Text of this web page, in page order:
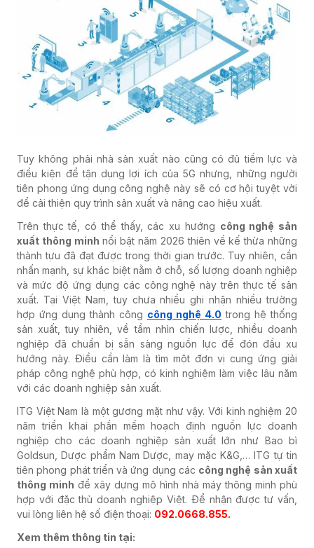
Tuy không phải nhà sản xuất nào cũng có đủ tiềm lực và
điều kiện để tận dụng lợi ích của 5G nhưng, những người
tiên phong ứng dụng công nghệ này sẽ có cơ hội tuyệt vời
để cải thiện quy trình sản xuất và nâng cao hiệu xuất.
Trên thực tế, có thể thấy, các xu hướng công nghệ sản
xuất thông minh nổi bật năm 2026 thiên về kế thừa những
thành tựu đã đạt được trong thời gian trước. Tuy nhiên, cần
nhấn mạnh, sự khác biệt nằm ở chỗ, số lượng doanh nghiệp
và mức độ ứng dụng các công nghệ này trên thực tế sản
xuất. Tại Việt Nam, tuy chưa nhiều ghi nhận nhiều trường
hợp ứng dụng thành công công nghệ 4.0 trong hệ thống
sản xuất, tuy nhiên, về tầm nhìn chiến lược, nhiều doanh
nghiệp đã chuẩn bị sẵn sàng nguồn lực để đón đầu xu
hướng này. Điều cần làm là tìm một đơn vị cung ứng giải
pháp công nghệ phù hợp, có kinh nghiệm làm việc lâu năm
với các doanh nghiệp sản xuất.
ITG Việt Nam là một gương mặt như vậy. Với kinh nghiệm 20
năm triển khai phần mềm hoạch định nguồn lực doanh
nghiệp cho các doanh nghiệp sản xuất lớn như Bao bì
Goldsun, Dược phẩm Nam Dược, may mặc K&G,… ITG tự tin
tiên phong phát triển và ứng dụng các công nghệ sản xuất
thông minh để xây dựng mô hình nhà máy thông minh phù
hợp với đặc thù doanh nghiệp Việt. Để nhận được tư vấn,
vui lòng liên hệ số điện thoại: 092.0668.855.
Xem thêm thông tin tại: